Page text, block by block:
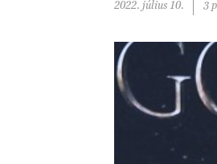
2022. július 10. 3